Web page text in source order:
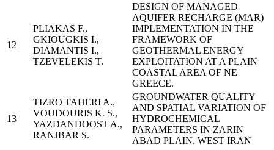
12
PLIAKAS F.,
GKIOUGKIS I.,
DIAMANTIS I.,
TZEVELEKIS T.
DESIGN OF MANAGED
AQUIFER RECHARGE (MAR)
IMPLEMENTATION IN THE
FRAMEWORK OF
GEOTHERMAL ENERGY
EXPLOITATION AT A PLAIN
COASTAL AREA OF NE
GREECE.
13
TIZRO TAHERI A.,
VOUDOURIS K. S.,
YAZDANDOOST A.,
RANJBAR S.
GROUNDWATER QUALITY
AND SPATIAL VARIATION OF
HYDROCHEMICAL
PARAMETERS IN ZARIN
ABAD PLAIN, WEST IRAN